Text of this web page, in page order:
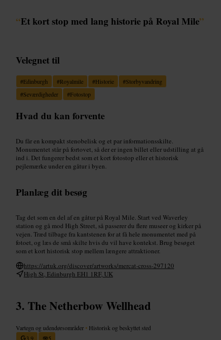
“Et kort stop med lang historie på Royal Mile”
Velegnet til
#Edinburgh #Royalmile #Historie #Storbyvandring
#Seværdigheder #Fotostop
Hvad du kan forvente
Du får en kompakt stenobelisk og et par informationsskilte.
Monumentet står på fortovet, så der er ingen billet eller udstilling at gå
ind i. Det fungerer bedst som et kort fotostop eller et historisk
pejlemærke under en gåtur i byen.
Planlæg dit besøg
Tag det som en del af en gåtur på Royal Mile. Start ved Waverley
station og gå mod High Street, så passerer du flere museer og kirker på
vejen. Træd tilbage fra kantstenen for at få hele monumentet med på
fotoet, og læs de små skilte hvis du vil have kontekst. Brug besøget
som et kort historisk stop mellem længere attraktioner.
https://artuk.org/discover/artworks/mercat-cross-297120
High St, Edinburgh EH1 1RF, UK
The Netherbow Wellhead
Vartegn og udendørsområder • Historisk og beskyttet sted
3,9
5